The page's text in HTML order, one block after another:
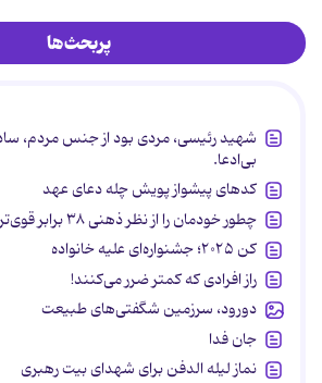
پربحث‌ها
شهید رئیسی، مردی بود از جنس مردم،
بی‌ادعا.
کدهای پیشواز پویش چله دعای عهد
چطور خودمان را از نظر ذهنی ۳۸ برابر قوی‌تر کنیم؟
کن ۲۰۲۵؛ جشنواره‌ای علیه خانواده
راز افرادی که کمتر ضرر می‌کنند!
دورود، سرزمین شگفتی‌های طبیعت
جان فدا
نماز لیله الدفن برای شهدای بیت رهبری